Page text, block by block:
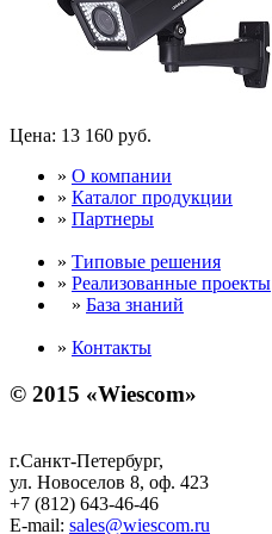
Цена: 13 160 руб.
» О компании
» Каталог продукции
» Партнеры
» Типовые решения
» Реализованные проекты
» База знаний
» Контакты
© 2015 «Wiescom»
г.Санкт-Петербург,
ул. Новоселов 8, оф. 423
+7 (812) 643-46-46
E-mail: sales@wiescom.ru